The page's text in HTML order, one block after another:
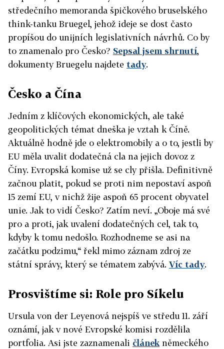
středečního memoranda špičkového bruselského
think-tanku Bruegel, jehož ideje se dost často
propíšou do unijních legislativních návrhů. Co by
to znamenalo pro Česko? Sepsal jsem shrnutí,
dokumenty Bruegelu najdete tady.
Česko a Čína
Jedním z klíčových ekonomických, ale také
geopolitických témat dneška je vztah k Číně.
Aktuálně hodně jde o elektromobily a o to, jestli by
EU měla uvalit dodatečná cla na jejich dovoz z
Číny. Evropská komise už se cly přišla. Definitivně
začnou platit, pokud se proti nim nepostaví aspoň
15 zemí EU, v nichž žije aspoň 65 procent obyvatel
unie. Jak to vidí Česko? Zatím neví. „Oboje má své
pro a proti, jak uvalení dodatečných cel, tak to,
kdyby k tomu nedošlo. Rozhodneme se asi na
začátku podzimu,“ řekl mimo záznam zdroj ze
státní správy, který se tématem zabývá. Víc tady.
Prosvištíme si: Role pro Síkelu
Ursula von der Leyenová nejspíš ve středu 11. září
oznámí, jak v nové Evropské komisi rozdělila
portfolia. Asi jste zaznamenali článek německého